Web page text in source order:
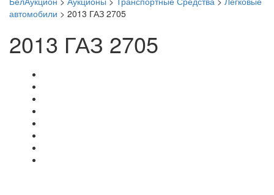
автомобили > 2013 ГАЗ 2705
2013 ГАЗ 2705